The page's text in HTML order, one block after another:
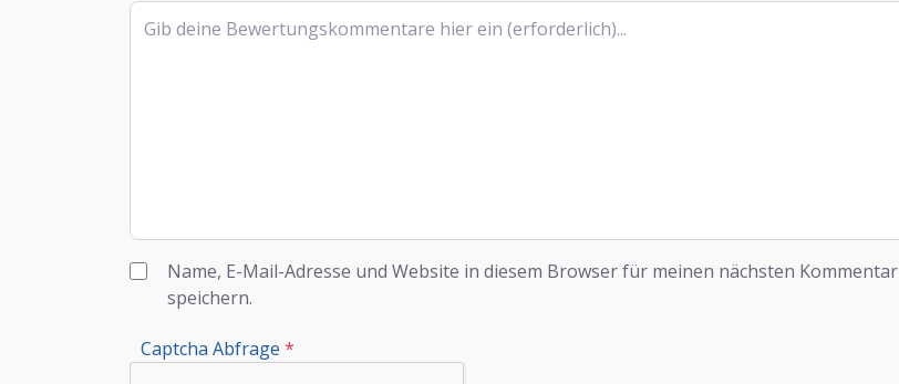
Rezensionstext
Name, E-Mail-Adresse und Website in diesem Browser für meinen nächsten Kommentar
speichern.
Captcha Abfrage *